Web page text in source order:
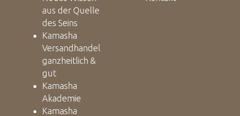
aus der Quelle
des Seins
Kamasha
Versandhandel
ganzheitlich &
gut
Kamasha
Akademie
Kamasha